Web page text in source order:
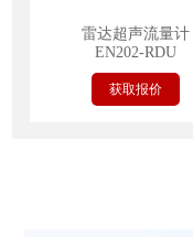
雷达超声流量计
EN202-RDU
获取报价